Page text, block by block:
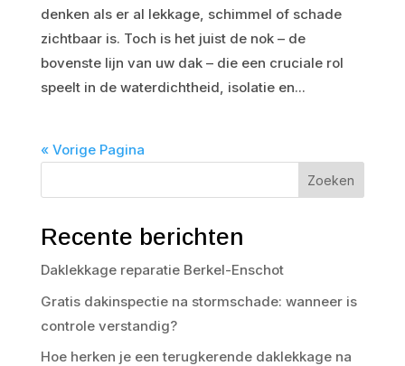
denken als er al lekkage, schimmel of schade
zichtbaar is. Toch is het juist de nok – de
bovenste lijn van uw dak – die een cruciale rol
speelt in de waterdichtheid, isolatie en...
« Vorige Pagina
Zoeken
Recente berichten
Daklekkage reparatie Berkel-Enschot
Gratis dakinspectie na stormschade: wanneer is
controle verstandig?
Hoe herken je een terugkerende daklekkage na